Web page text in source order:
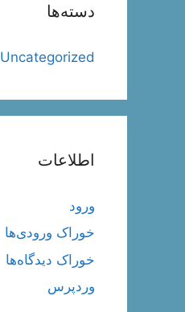
دسته‌ها
Uncategorized
اطلاعات
ورود
خوراک ورودی‌ها
خوراک دیدگاه‌ها
وردپرس